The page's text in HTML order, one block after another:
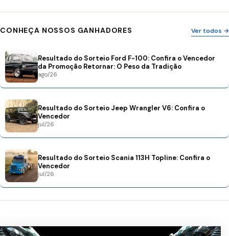
CONHEÇA NOSSOS GANHADORES Ver todos →
Resultado do Sorteio Ford F-100: Confira o Vencedor
da Promoção Retornar: O Peso da Tradição
ago/26
Resultado do Sorteio Jeep Wrangler V6: Confira o
Vencedor
jul/26
Resultado do Sorteio Scania 113H Topline: Confira o
Vencedor
jul/26